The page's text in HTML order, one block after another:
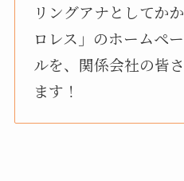
リングアナとしてか
ロレス」のホームペ
ルを、関係会社の皆
ます！